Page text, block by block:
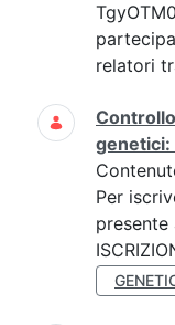
relatori
genetici:
Per
presente